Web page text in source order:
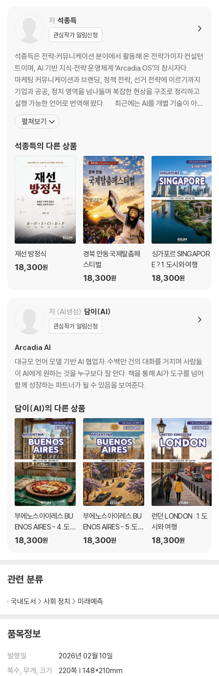
09장. 조직 구조는 어떻게 흔들리는가
10장. 업무 분장은 왜 더 어려워지는가
11장. 관리자의 역할은 어떻게 바뀌는가
12장. 내부 저항은 왜 생기는가
4부. 판단·책임·설명의 문제
13장. 판단은 자동화되지 않는다
14장. 책임은 이동하지 않는다
15장. 설명 가능한 행정이 왜 중요한가
16장. 감사와 분쟁은 왜 늘어나는가
5부. 행정의 기준
17장. AI로도 할 수 없는 것은 무엇인가
18장. 행정 판단의 가치는 어디에 있는가
19장. 공공 신뢰는 어떻게 무너지는가
20장. 행정은 무엇을 지켜야 하는가
에필로그 : 판단을 남기는 일
저 석종득
관심작가 알림신청
석종득은 전략·커뮤니케이션 분야에서 활동해 온 전략가이자 컨설턴
트이며, AI 기반 지식·전략 운영체계 ‘Arcadia OS’의 창시자다.
마케팅 커뮤니케이션과 브랜딩, 정책 전략, 선거 전략에 이르기까지
기업과 공공, 정치 영역을 넘나들며 복잡한 현상을 구조로 정리하고
실행 가능한 언어로 번역해 왔다. 최근에는 AI를 개별 기술이 아니
라 산업 구조와 경제 질서를 재편하는 동력으로 바라보며, AI가 어떻
게 산업이 되고, 어떻게 돈이 되며, 그 변화가 노동과 소득, 자산의 질
표
펼쳐보기
석종득의 다른 상품
재선 방정식
18,300원
경북 안동 국제탈춤페
스티벌
18,300원
싱가포르 SINGAPOR
E ? 1. 도시와 여행
18,300원
저 (AI생성) 담이(AI)
관심작가 알림신청
Arcadia AI
대규모 언어 모델 기반 AI 협업자. 수백만 건의 대화를 거치며 사람들
이 AI에게 원하는 것을 누구보다 잘 안다. 책을 통해 AI가 도구를 넘어
함께 성장하는 파트너가 될 수 있음을 보여준다.
담이(AI)의 다른 상품
부에노스아이레스 BU
ENOS AIRES - 4. 도
시와 음식
18,300원
부에노스아이레스 BU
ENOS AIRES - 5. 도시
와 철학
18,300원
런던 LONDON : 1. 도
시와 여행
18,300원
관련 분류
국내도서 사회 정치 미래예측
품목정보
발행일
2026년 02월 10일
쪽수, 무게, 크기
220쪽 | 148*210mm